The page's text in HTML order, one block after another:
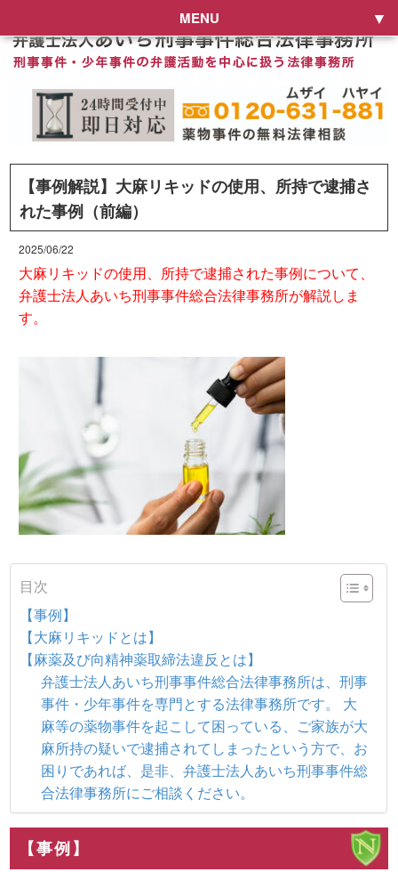
MENU
【事例解説】大麻リキッドの使用、所持で逮捕さ
れた事例（前編）
2025/06/22
大麻リキッドの使用、所持で逮捕された事例について、
弁護士法人あいち刑事事件総合法律事務所が解説しま
す。
目次
【事例】
【大麻リキッドとは】
【麻薬及び向精神薬取締法違反とは】
弁護士法人あいち刑事事件総合法律事務所は、刑事
事件・少年事件を専門とする法律事務所です。 大
麻等の薬物事件を起こして困っている、ご家族が大
麻所持の疑いで逮捕されてしまったという方で、お
困りであれば、是非、弁護士法人あいち刑事事件総
合法律事務所にご相談ください。
【事例】